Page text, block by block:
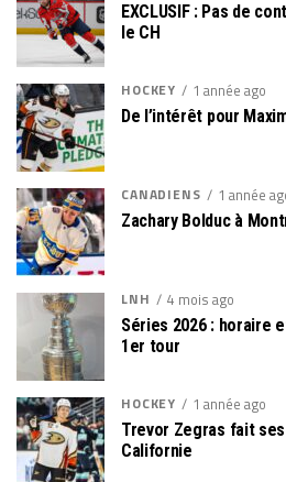
EXCLUSIF : Pas de
le CH
HOCKEY 1 année ago
De l’intérêt pour
CANADIENS 1 année
Zachary Bolduc à
LNH 4 mois ago
Séries 2026 : horaire
1er tour
HOCKEY 1 année ago
Trevor Zegras fait
Californie